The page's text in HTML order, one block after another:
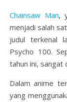
Chainsaw Man,
menjadi salah
judul terkenal
Psycho 100.
tahun ini, sangat
Dalam anime
yang